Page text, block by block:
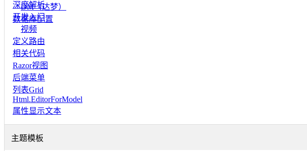
DM（达梦）
数据库配置
深度解析
开发入门
视频
定义路由
相关代码
Razor视图
后端菜单
列表Grid
Html.EditorForModel
属性显示文本
主题模板